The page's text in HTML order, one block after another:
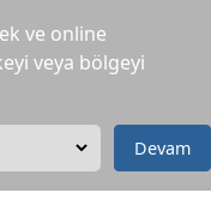
ve online
veya bölgeyi
Devam